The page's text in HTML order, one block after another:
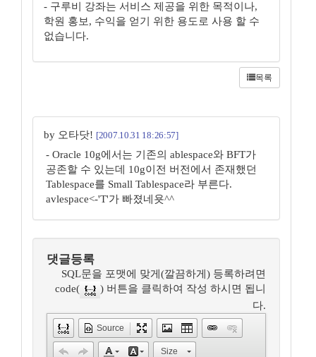
- 구루비 강좌는 서비스 제공을 위한 목적이나,
학원 홍보, 수익을 얻기 위한 용도로 사용 할 수
없습니다.
목록
by 오타닷! [2007.10.31 18:26:57]
- Oracle 10g에서는 기존의 ablespace와 BFT가
공존할 수 있는데 10g이전 버전에서 존재했던
Tablespace를 Small Tablespace라 부른다.
avlespace<-'T'가 빠졌네욧^^
댓글등록
SQL문을 포맷에 맞게(깔끔하게) 등록하려면
code(
) 버튼을 클릭하여 작성 하시면 됩니
다.
Source
Size